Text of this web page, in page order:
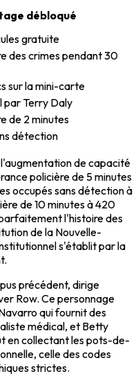
débloqué
gratuite
des crimes pendant 30
sur la mini-carte
par Terry Daly
de 2 minutes
détection
de capacité
policière de 5 minutes
occupés sans détection à
de 10 minutes à 420
l'histoire des
de la Nouvelle-
s'établit par la
précédent, dirige
Row. Ce personnage
qui fournit des
médical, et Betty
en collectant les pots-de-
celle des codes
strictes.